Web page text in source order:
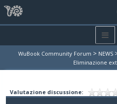
WuBook Community Forum > NEWS
Eliminazione
Valutazione discussione: